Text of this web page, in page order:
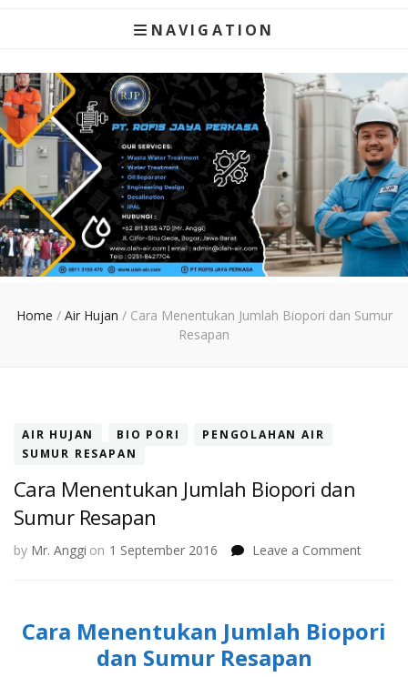
NAVIGATION
Home / Air Hujan / Cara Menentukan Jumlah Biopori dan Sumur
Resapan
AIR HUJAN BIO PORI
PENGOLAHAN AIR
SUMUR RESAPAN
Cara Menentukan Jumlah Biopori dan
Sumur Resapan
by Mr. Anggi on 1 September 2016 Leave a Commenton
Biopori
dan
Cara Menentukan Jumlah Biopori
dan Sumur Resapan